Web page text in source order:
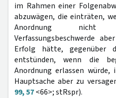
im Rahmen einer
abzuwägen, die einträten,
Anordnung nicht
Verfassungsbeschwerde
Erfolg hätte, gegenüber
entstünden, wenn die
Anordnung erlassen
Hauptsache aber zu
99, 57<66>; stRspr).